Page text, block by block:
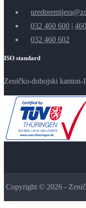
032 460 600 |
032 460 602
ISO standard
Zeničko-dobojski kanton-
Copyright © 2026 -